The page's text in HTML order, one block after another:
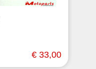
€ 33,00